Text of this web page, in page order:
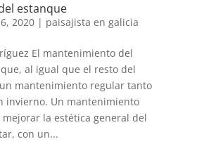
estanque
2020| paisajista en galicia
El mantenimiento del
al igual que el resto del
mantenimiento regular tanto
invierno. Un mantenimiento
la estética general del
con un...